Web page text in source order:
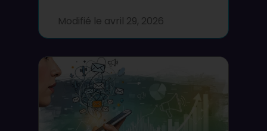
Modifié le avril 29, 2026